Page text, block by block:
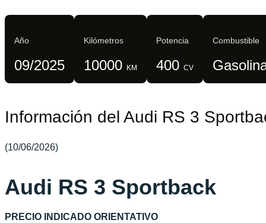
Año
09/2025
Kilómetros
10000 KM
Potencia
400 CV
Combustible
Información del Audi RS 3
(10/06/2026)
Audi RS 3 Sportback
PRECIO INDICADO ORIENTATIVO